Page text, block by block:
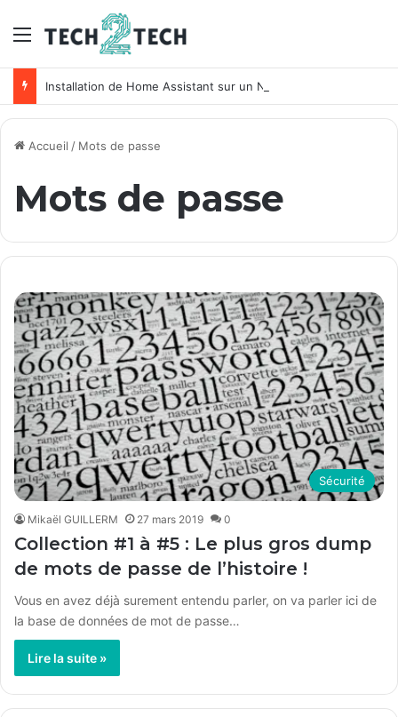
Menu
Installation de Home Assistant sur un NAS Synology
Accueil / Mots de passe
Mots de passe
Sécurité
Mikaël GUILLERM 27 mars 2019 0
Collection #1 à #5 : Le plus gros dump
de mots de passe de l’histoire !
Vous en avez déjà surement entendu parler, on va parler ici de
la base de données de mot de passe…
Lire la suite »